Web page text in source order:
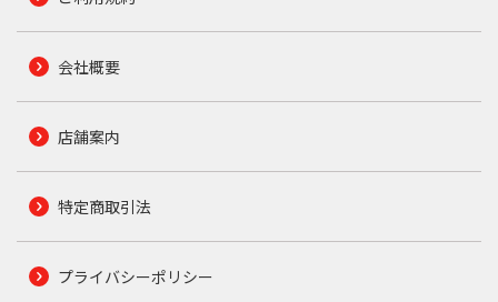
会社概要
店舗案内
特定商取引法
プライバシーポリシー